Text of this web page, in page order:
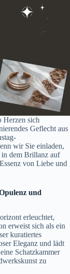
Herzen sich
Geflecht aus
wir Sie einladen,
in dem Brillanz auf
von Liebe und
und
erleuchtet,
erweist sich als ein
kuratiertes
Eleganz und lädt
Schatzkammer
zu